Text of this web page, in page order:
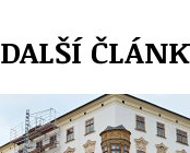
DALŠÍ